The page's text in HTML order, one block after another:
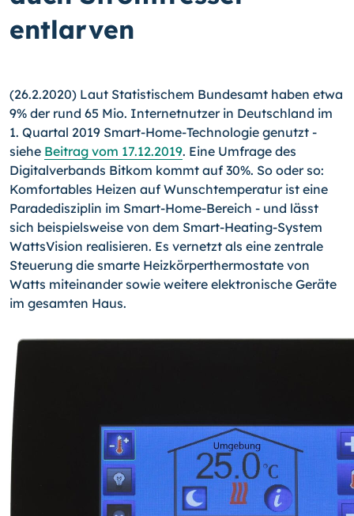
entlarven
(26.2.2020) Laut Statistischem Bundesamt haben etwa
9% der rund 65 Mio. Internetnutzer in Deutschland im
1. Quartal 2019 Smart-Home-Technologie genutzt -
siehe Beitrag vom 17.12.2019. Eine Umfrage des
Digitalverbands Bitkom kommt auf 30%. So oder so:
Komfortables Heizen auf Wunschtemperatur ist eine
Paradedisziplin im Smart-Home-Bereich - und lässt
sich beispielsweise von dem Smart-Heating-System
Watts­Vision realisieren. Es vernetzt als eine zentrale
Steuerung die smarte Heizkörperthermostate von
Watts miteinander sowie weitere elektronische Geräte
im gesamten Haus.